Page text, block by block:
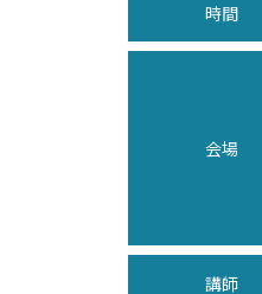
時間
会場
講師